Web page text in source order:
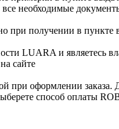
необходимые
при получении в
LUARA и являетесь
сайте
при оформлении
способ оплаты